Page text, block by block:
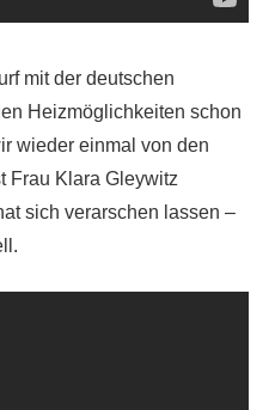
mit der deutschen
Heizmöglichkeiten schon
wieder einmal von den
Frau Klara Gleywitz
sich verarschen lassen –